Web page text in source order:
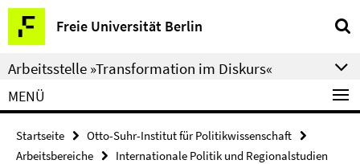
Springe
direkt
zu
Inhalt
Freie Universität Berlin
Service-
Navigation
Arbeitsstelle »Transformation im Diskurs«
MENÜ
Startseite
Otto-Suhr-Institut für Politikwissenschaft
Arbeitsbereiche
Internationale Politik und Regionalstudien